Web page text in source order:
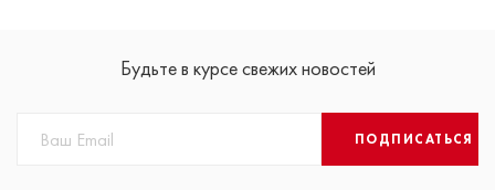
Будьте в курсе свежих новостей
ПОДПИСАТЬСЯ